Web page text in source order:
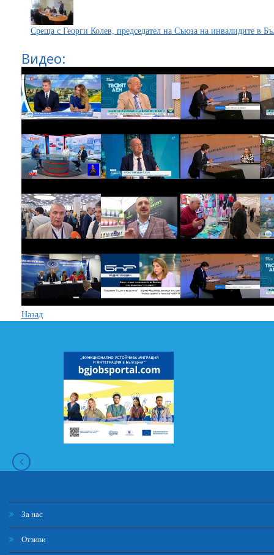
Среща с Георги Колев, председател на Съюза на инвалидите в
Видео:
Назад
За нас
Отзиви